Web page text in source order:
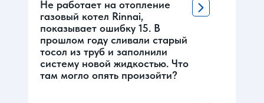
Не работает на отопление
газовый котел Rinnai,
показывает ошибку 15. В
прошлом году сливали старый
тосол из труб и заполнили
систему новой жидкостью. Что
там могло опять произойти?